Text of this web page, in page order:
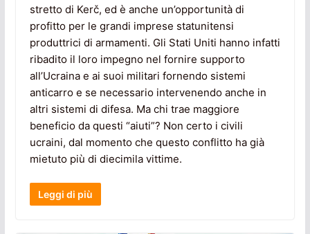
stretto di Kerč, ed è anche un’opportunità di
profitto per le grandi imprese statunitensi
produttrici di armamenti. Gli Stati Uniti hanno infatti
ribadito il loro impegno nel fornire supporto
all’Ucraina e ai suoi militari fornendo sistemi
anticarro e se necessario intervenendo anche in
altri sistemi di difesa. Ma chi trae maggiore
beneficio da questi “aiuti”? Non certo i civili
ucraini, dal momento che questo conflitto ha già
mietuto più di diecimila vittime.
Leggi di più